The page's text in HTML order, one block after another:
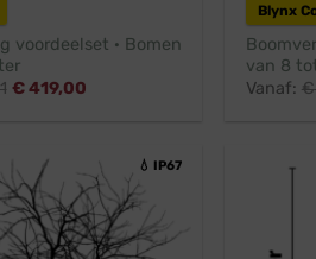
voordeelset · Bomen
€419,00
Blynx
van 8
Vanaf: €
💧 IP67